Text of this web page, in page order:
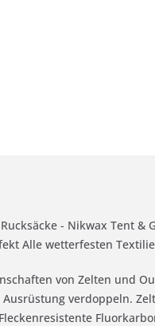
- Nikwax Tent &
Alle wetterfesten
von Zelten und
verdoppeln.